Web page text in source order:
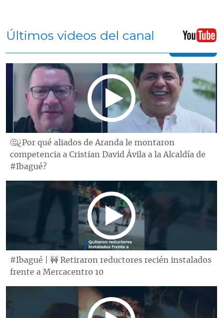
Últimos videos del canal
🤔¿Por qué aliados de Aranda le montaron
competencia a Cristian David Ávila a la Alcaldía de
#Ibagué?
#Ibagué | 🚧 Retiraron reductores recién instalados
frente a Mercacentro 10